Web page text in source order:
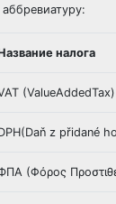
налога
(ValueAddedTax)
z přidané
(Φόρος